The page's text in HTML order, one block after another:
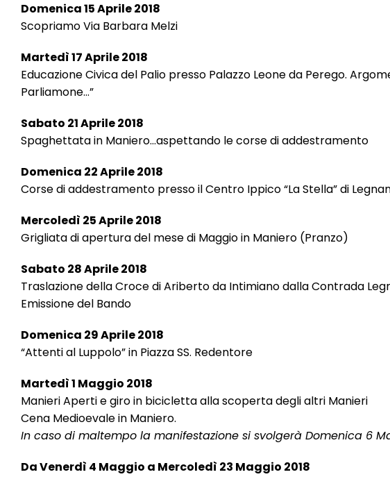
Domenica 15 Aprile 2018
Scopriamo Via Barbara Melzi
Martedì 17 Aprile 2018
Educazione Civica del Palio presso Palazzo Leone da Perego.
Parliamone…”
Sabato 21 Aprile 2018
Spaghettata in Maniero…aspettando le corse di addestramento
Domenica 22 Aprile 2018
Corse di addestramento presso il Centro Ippico “La Stella” di
Mercoledì 25 Aprile 2018
Grigliata di apertura del mese di Maggio in Maniero (Pranzo)
Sabato 28 Aprile 2018
Traslazione della Croce di Ariberto da Intimiano dalla Contrada
Emissione del Bando
Domenica 29 Aprile 2018
“Attenti al Luppolo” in Piazza SS. Redentore
Martedì 1 Maggio 2018
Manieri Aperti e giro in bicicletta alla scoperta degli altri Manieri
Cena Medioevale in Maniero.
In caso di maltempo la manifestazione si svolgerà Domenica 6
Da Venerdì 4 Maggio a Mercoledì 23 Maggio 2018